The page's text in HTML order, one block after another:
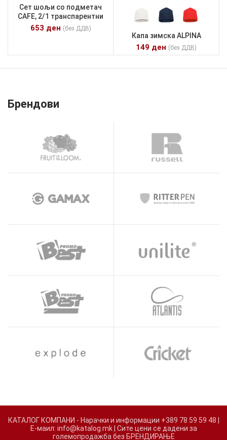
Сет шољи со подметач
CAFE, 2/1 транспарентни
653 ден (без ДДВ)
Капа зимска ALPINA
149 ден (без ДДВ)
Брендови
КАТАЛОГ КОМПАНИ - Нарачки и информации +389 78 59 59 48 |
Е-маил: info@katalog.mk | Сите цени се дадени за
големопродажба без БРЕНДИРАЊЕ